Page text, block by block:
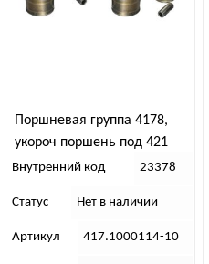
Поршневая группа 4178,
укороч поршень под 421
шатун
Внутренний код 23378
Статус Нет в наличии
Артикул 417.1000114-10